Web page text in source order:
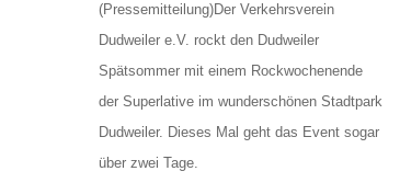
(Pressemitteilung)Der Verkehrsverein
Dudweiler e.V. rockt den Dudweiler
Spätsommer mit einem Rockwochenende
der Superlative im wunderschönen Stadtpark
Dudweiler. Dieses Mal geht das Event sogar
über zwei Tage.